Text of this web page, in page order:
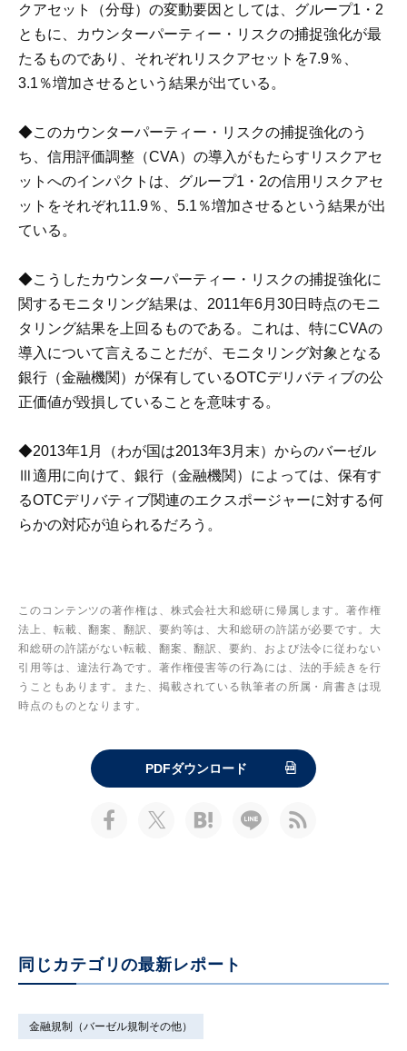
クアセット（分母）の変動要因としては、グループ1・2
ともに、カウンターパーティー・リスクの捕捉強化が最
たるものであり、それぞれリスクアセットを7.9％、
3.1％増加させるという結果が出ている。
◆このカウンターパーティー・リスクの捕捉強化のう
ち、信用評価調整（CVA）の導入がもたらすリスクアセ
ットへのインパクトは、グループ1・2の信用リスクアセ
ットをそれぞれ11.9％、5.1％増加させるという結果が出
ている。
◆こうしたカウンターパーティー・リスクの捕捉強化に
関するモニタリング結果は、2011年6月30日時点のモニ
タリング結果を上回るものである。これは、特にCVAの
導入について言えることだが、モニタリング対象となる
銀行（金融機関）が保有しているOTCデリバティブの公
正価値が毀損していることを意味する。
◆2013年1月（わが国は2013年3月末）からのバーゼル
Ⅲ適用に向けて、銀行（金融機関）によっては、保有す
るOTCデリバティブ関連のエクスポージャーに対する何
らかの対応が迫られるだろう。
このコンテンツの著作権は、株式会社大和総研に帰属します。著作権
法上、転載、翻案、翻訳、要約等は、大和総研の許諾が必要です。大
和総研の許諾がない転載、翻案、翻訳、要約、および法令に従わない
引用等は、違法行為です。著作権侵害等の行為には、法的手続きを行
うこともあります。また、掲載されている執筆者の所属・肩書きは現
時点のものとなります。
PDFダウンロード
同じカテゴリの最新レポート
金融規制（バーゼル規制その他）